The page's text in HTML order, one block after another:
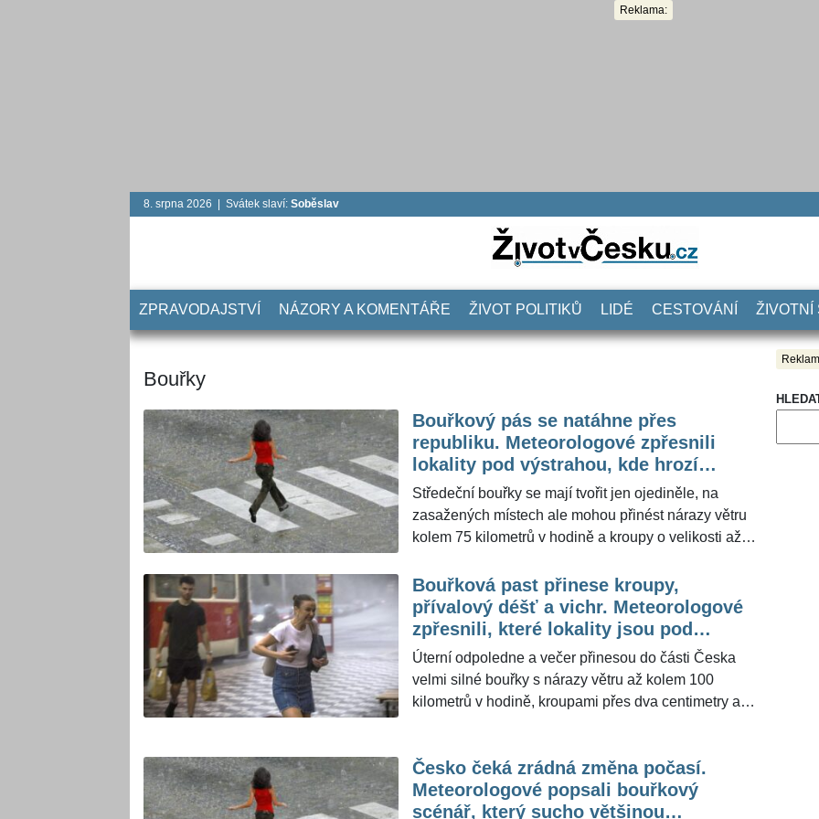
Reklama:
8. srpna 2026 | Svátek slaví: Soběslav
ZPRAVODAJSTVÍ NÁZORY A KOMENTÁŘE ŽIVOT POLITIKŮ LIDÉ CESTOVÁNÍ ŽIVOTNÍ
Bouřky
Bouřkový pás se natáhne přes
republiku. Meteorologové zpřesnili
lokality pod výstrahou, kde hrozí
kroupy a prudký vítr
Středeční bouřky se mají tvořit jen ojediněle, na
zasažených místech ale mohou přinést nárazy větru
kolem 75 kilometrů v hodině a kroupy o velikosti až
očekává jejich postup v pásu od Pošumaví přes
střední Čechy a Vysočinu směrem k polským
hranicím. Meteorologové z portálu Meteocentrum.cz
pro ŽivotvČesku.cz doplnili, že výraznější aktivita
může večer zasáhnout také pás od jižní Moravy přes
Vysočinu až k Jeseníkům.
Bouřková past přinese kroupy,
přívalový déšť a vichr. Meteorologové
zpřesnili, které lokality jsou pod
výstrahou
Úterní odpoledne a večer přinesou do části Česka
velmi silné bouřky s nárazy větru až kolem 100
kilometrů v hodině, kroupami přes dva centimetry a
extrémní zátěží pro organismus a vysokým rizikem
požárů. Meteorologové z portálu Meteocentrum.cz pro
ŽivotvČesku.cz doplnili, že jde zřejmě o poslední vlnu
Česko čeká zrádná změna počasí.
Meteorologové popsali bouřkový
scénář, který sucho většinou